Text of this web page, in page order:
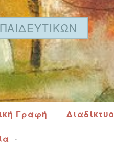
Γραφή Διαδίκτυο